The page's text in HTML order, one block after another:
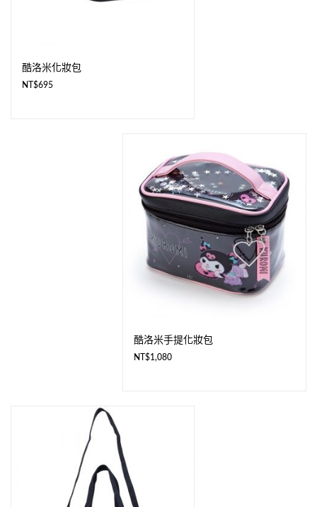
酷洛米化妝包
NT$695
酷洛米手提化妝包
NT$1,080